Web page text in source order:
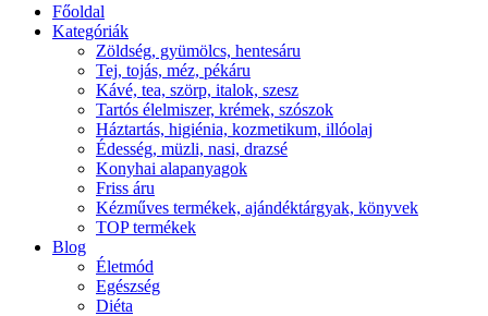
Főoldal
Kategóriák
Zöldség, gyümölcs, hentesáru
Tej, tojás, méz, pékáru
Kávé, tea, szörp, italok, szesz
Tartós élelmiszer, krémek, szószok
Háztartás, higiénia, kozmetikum, illóolaj
Édesség, müzli, nasi, drazsé
Konyhai alapanyagok
Friss áru
Kézműves termékek, ajándéktárgyak, könyvek
TOP termékek
Blog
Életmód
Egészség
Diéta